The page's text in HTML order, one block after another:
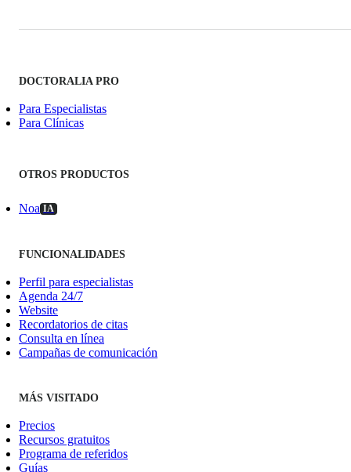
DOCTORALIA PRO
Para Especialistas
Para Clínicas
OTROS PRODUCTOS
Noa IA
FUNCIONALIDADES
Perfil para especialistas
Agenda 24/7
Website
Recordatorios de citas
Consulta en línea
Campañas de comunicación
MÁS VISITADO
Precios
Recursos gratuitos
Programa de referidos
Guías